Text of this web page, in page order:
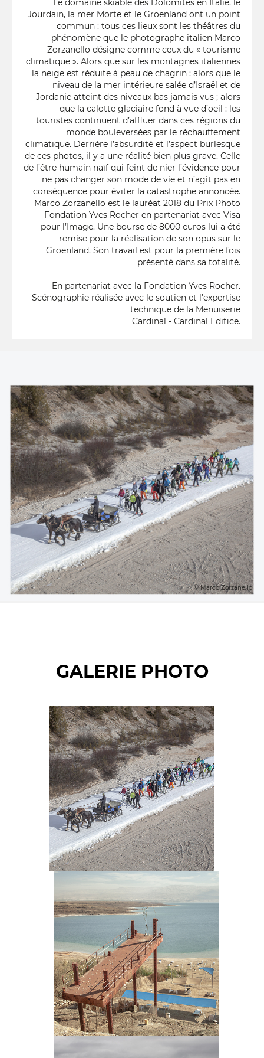
Le domaine skiable des Dolomites en Italie, le
Jourdain, la mer Morte et le Groenland ont un point
commun : tous ces lieux sont les théâtres du
phénomène que le photographe italien Marco
Zorzanello désigne comme ceux du « tourisme
climatique ». Alors que sur les montagnes italiennes
la neige est réduite à peau de chagrin ; alors que le
niveau de la mer intérieure salée d’Israël et de
Jordanie atteint des niveaux bas jamais vus ; alors
que la calotte glaciaire fond à vue d’oeil : les
touristes continuent d’affluer dans ces régions du
monde bouleversées par le réchauffement
climatique. Derrière l’absurdité et l’aspect burlesque
de ces photos, il y a une réalité bien plus grave. Celle
de l’être humain naïf qui feint de nier l’évidence pour
ne pas changer son mode de vie et n’agit pas en
conséquence pour éviter la catastrophe annoncée.
Marco Zorzanello est le lauréat 2018 du Prix Photo
Fondation Yves Rocher en partenariat avec Visa
pour l’Image. Une bourse de 8000 euros lui a été
remise pour la réalisation de son opus sur le
Groenland. Son travail est pour la première fois
présenté dans sa totalité.
En partenariat avec la Fondation Yves Rocher.
Scénographie réalisée avec le soutien et l’expertise
technique de la Menuiserie
Cardinal - Cardinal Edifice.
© Marco Zorzanello
GALERIE PHOTO